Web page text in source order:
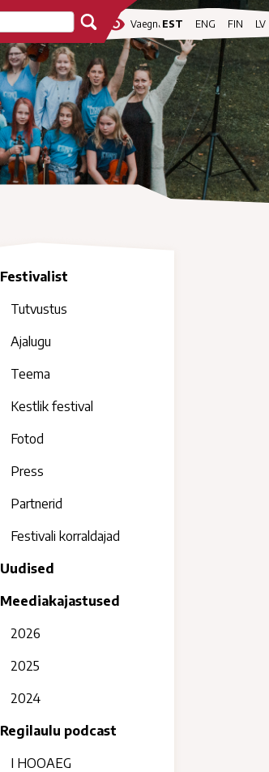
visibility Vaegnägijale
EST ENG FIN LV
Festivalist
Tutvustus
Ajalugu
Teema
Kestlik festival
Fotod
Press
Partnerid
Festivali korraldajad
Uudised
Meediakajastused
2026
2025
2024
Regilaulu podcast
I HOOAEG